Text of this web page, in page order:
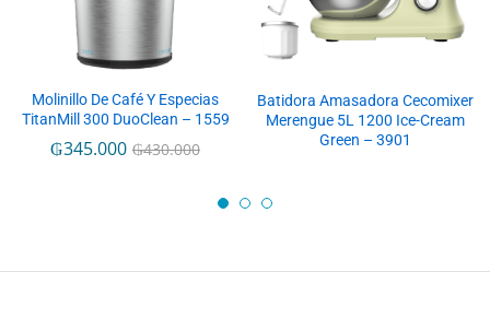
Molinillo De Café Y Especias
TitanMill 300 DuoClean – 1559
₲345.000 ₲430.000
Batidora Amasadora Cecomixer
Merengue 5L 1200 Ice-Cream
Green – 3901